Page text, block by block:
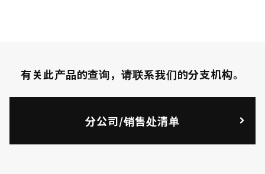
有关此产品的查询，请联系我们的分支机构。
分公司/销售处清单